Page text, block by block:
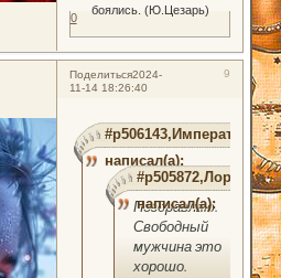
боялись. (Ю.Цезарь)
0
Поделиться 9
2024-
11-14 18:26:40
#p506143,Император
написал(а):
#p505872,Лориэль
написал(а):
Поздравляю.
Свободный
мужчина это
хорошо.